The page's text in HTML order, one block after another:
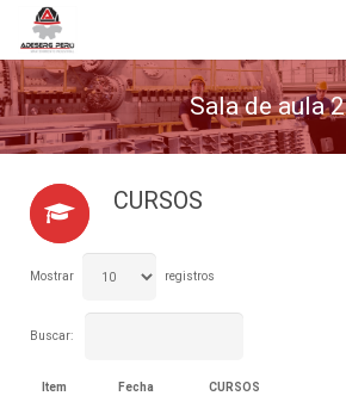
Inicio
Acerca de Nosotros
Servicios
Sala de aula 2
CURSOS
Mostrar registros
Buscar:
Item Fecha CURSOS